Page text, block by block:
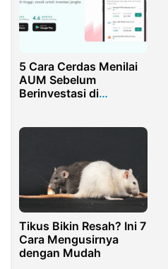
5 Cara Cerdas Menilai
AUM Sebelum
Berinvestasi di
Tikus Bikin Resah? Ini 7
Cara Mengusirnya
dengan Mudah